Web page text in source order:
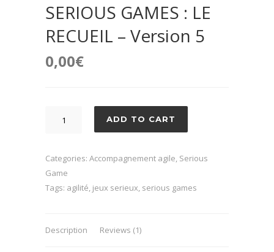
SERIOUS GAMES : LE
RECUEIL – Version 5
0,00€
LE
RECUEIL
-
quantity
ADD TO CART
Categories: Accompagnement agile, Serious
Game
Tags: agilité, jeux serieux, serious games
Description Reviews (1)